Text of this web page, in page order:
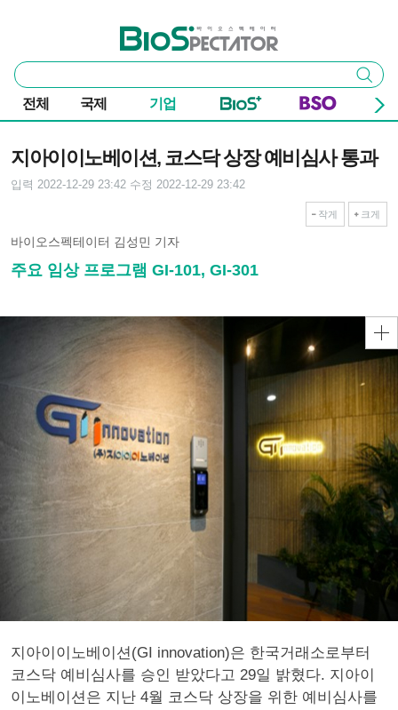
바이오스펙테이터
통
합
검
색
검색
전체 국제 기업
지아이이노베이션, 코스닥 상장 예비심사 통과
입력 2022-12-29 23:42 수정 2022-12-29 23:42
작게 크게
바이오스펙테이터 김성민 기자
주요 임상 프로그램 GI-101, GI-301
지아이이노베이션(GI innovation)은 한국거래소로부터
코스닥 예비심사를 승인 받았다고 29일 밝혔다. 지아이
이노베이션은 지난 4월 코스닥 상장을 위한 예비심사를